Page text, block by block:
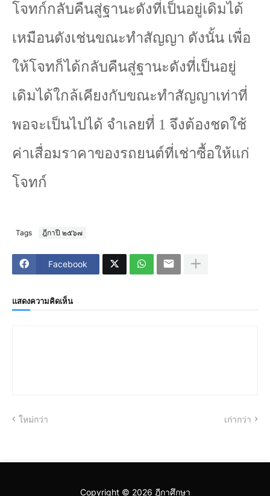
โจทก์กลับคืนสู่ฐานะดังที่เป็นอยู่เดิมได้
เหมือนดังเช่นขณะทำสัญญา ดังนั้น เพื่อ
ให้โจทก็ได้กลับคืนสู่ฐานะดังที่เป็นอยู่
เดิมได้ใกล้เคียงกับขณะทำสัญญาเท่าที่
พอจะเป็นไปได้ จำเลยที่ 1 จึงต้องชดใช้
ค่าเสื่อมราคาของรถยนต์ที่เช่าซื้อให้แก่
โจทก์
Tags ฎีกาปี ๒๕๖๗
Facebook
แสดงความคิดเห็น
ใหม่กว่า เก่ากว่า
Copyright © 2026 ฎีกาศึกษา